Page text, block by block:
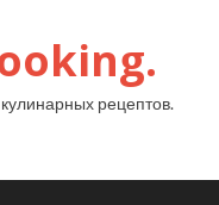
рецептов.